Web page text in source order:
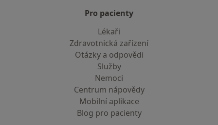
Pro pacienty
Lékaři
Zdravotnická zařízení
Otázky a odpovědi
Služby
Nemoci
Centrum nápovědy
Mobilní aplikace
Blog pro pacienty